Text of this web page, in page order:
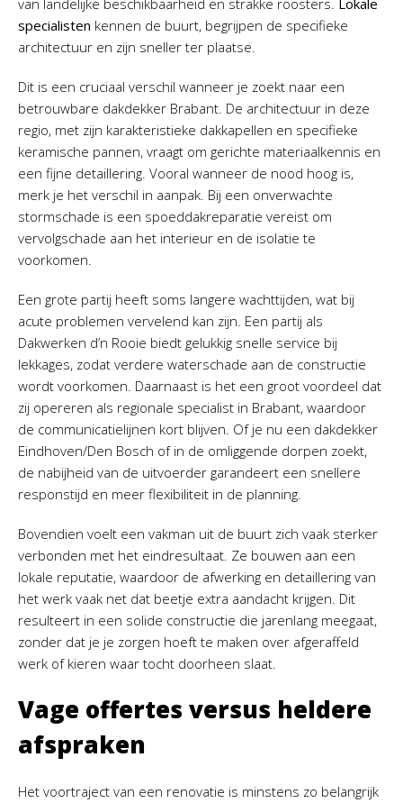
van landelijke beschikbaarheid en strakke roosters. Lokale
specialisten kennen de buurt, begrijpen de specifieke
architectuur en zijn sneller ter plaatse.
Dit is een cruciaal verschil wanneer je zoekt naar een
betrouwbare dakdekker Brabant. De architectuur in deze
regio, met zijn karakteristieke dakkapellen en specifieke
keramische pannen, vraagt om gerichte materiaalkennis en
een fijne detaillering. Vooral wanneer de nood hoog is,
merk je het verschil in aanpak. Bij een onverwachte
stormschade is een spoeddakreparatie vereist om
vervolgschade aan het interieur en de isolatie te
voorkomen.
Een grote partij heeft soms langere wachttijden, wat bij
acute problemen vervelend kan zijn. Een partij als
Dakwerken d’n Rooie biedt gelukkig snelle service bij
lekkages, zodat verdere waterschade aan de constructie
wordt voorkomen. Daarnaast is het een groot voordeel dat
zij opereren als regionale specialist in Brabant, waardoor
de communicatielijnen kort blijven. Of je nu een dakdekker
Eindhoven/Den Bosch of in de omliggende dorpen zoekt,
de nabijheid van de uitvoerder garandeert een snellere
responstijd en meer flexibiliteit in de planning.
Bovendien voelt een vakman uit de buurt zich vaak sterker
verbonden met het eindresultaat. Ze bouwen aan een
lokale reputatie, waardoor de afwerking en detaillering van
het werk vaak net dat beetje extra aandacht krijgen. Dit
resulteert in een solide constructie die jarenlang meegaat,
zonder dat je je zorgen hoeft te maken over afgeraffeld
werk of kieren waar tocht doorheen slaat.
Vage offertes versus heldere
afspraken
Het voortraject van een renovatie is minstens zo belangrijk